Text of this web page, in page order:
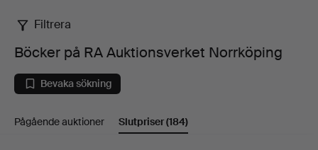
Böcker
på
RA
Auktionsverket
Filtrera
Böcker på RA Auktionsverket Norrköping
Bevaka sökning
Pågående auktioner Slutpriser(184)